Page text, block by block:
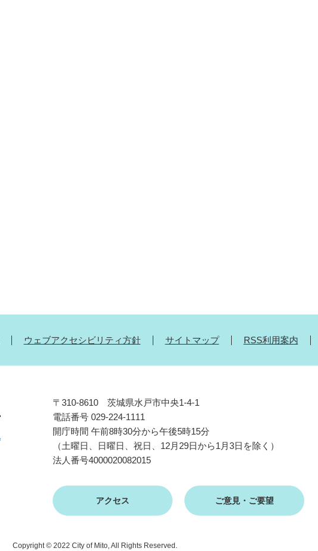
ウェブアクセシビリティ方針 サイトマップ RSS利用案内
〒310-8610 茨城県水戸市中央1-4-1
電話番号 029-224-1111
開庁時間 午前8時30分から午後5時15分
（土曜日、日曜日、祝日、12月29日から1月3日を除く）
法人番号4000020082015
アクセス ご意見・ご要望
Copyright © 2022 City of Mito, All Rights Reserved.